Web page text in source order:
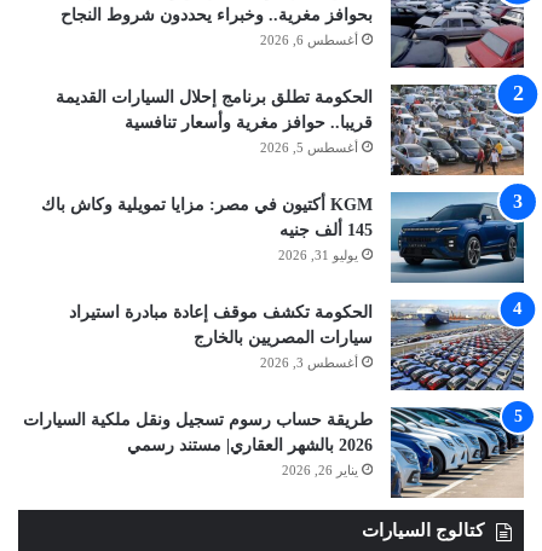
بحوافز مغرية.. وخبراء يحددون شروط النجاح
أغسطس 6, 2026
الحكومة تطلق برنامج إحلال السيارات القديمة
قريبا.. حوافز مغرية وأسعار تنافسية
أغسطس 5, 2026
KGM أكتيون في مصر: مزايا تمويلية وكاش باك
145 ألف جنيه
يوليو 31, 2026
الحكومة تكشف موقف إعادة مبادرة استيراد
سيارات المصريين بالخارج
أغسطس 3, 2026
طريقة حساب رسوم تسجيل ونقل ملكية السيارات
2026 بالشهر العقاري| مستند رسمي
يناير 26, 2026
كتالوج السيارات